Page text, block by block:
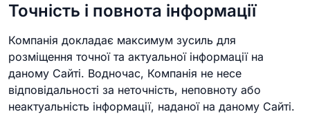
Точність і повнота інформації
Компанія докладає максимум зусиль для
розміщення точної та актуальної інформації на
даному Сайті. Водночас, Компанія не несе
відповідальності за неточність, неповноту або
неактуальність інформації, наданої на даному Сайті.